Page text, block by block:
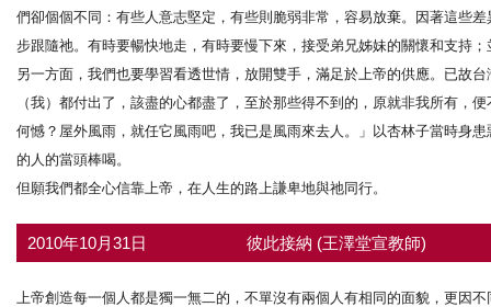
們卻個個不同：有些人意志堅定，有些則脆弱非常，容易放棄。因著這些
步跟隨祂。有時要暢快地走，有時要慢下來，接受弟兄姊妹的關懷和支持
另一方面，我們也要學習看透世情，放開雙手，滿足於上帝的供應。已故
（我）都付出了，該盡的心都盡了，至於那些得不到的，原就非我所有，
何憾？屋外風雨，就任它風雨吧，我已是風雨來去人。」以杏林子當時身
的人的當頭棒喝。
但願我們都全心信靠上帝，在人生的路上謙卑地與祂同行。
2010年10月31日 彼此接納 (王澤堂宣教師)
上帝創造每一個人都是獨一無二的，不單沒有兩個人有相同的面貌，更因